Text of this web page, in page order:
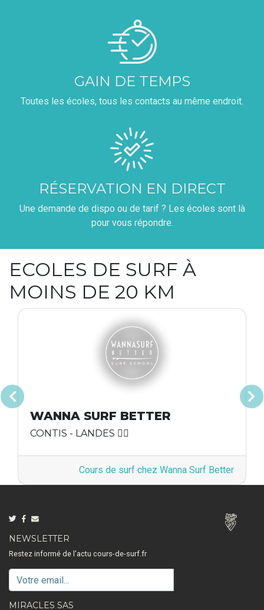
GAIN DE TEMPS
Toutes les écoles, tous les contacts au même endroit.
RÉSERVATION EN DIRECT
Une demande de dispo ou de tarif ? Les écoles sont là
pour vous répondre.
ECOLES DE SURF À
MOINS DE 20 KM
WANNA SURF BETTER
CONTIS - LANDES 🏄‍♂️
Cours de surf chez Wanna Surf Better
NEWSLETTER
Restez informé de l'actu cours-de-surf.fr
MIRACLES SAS